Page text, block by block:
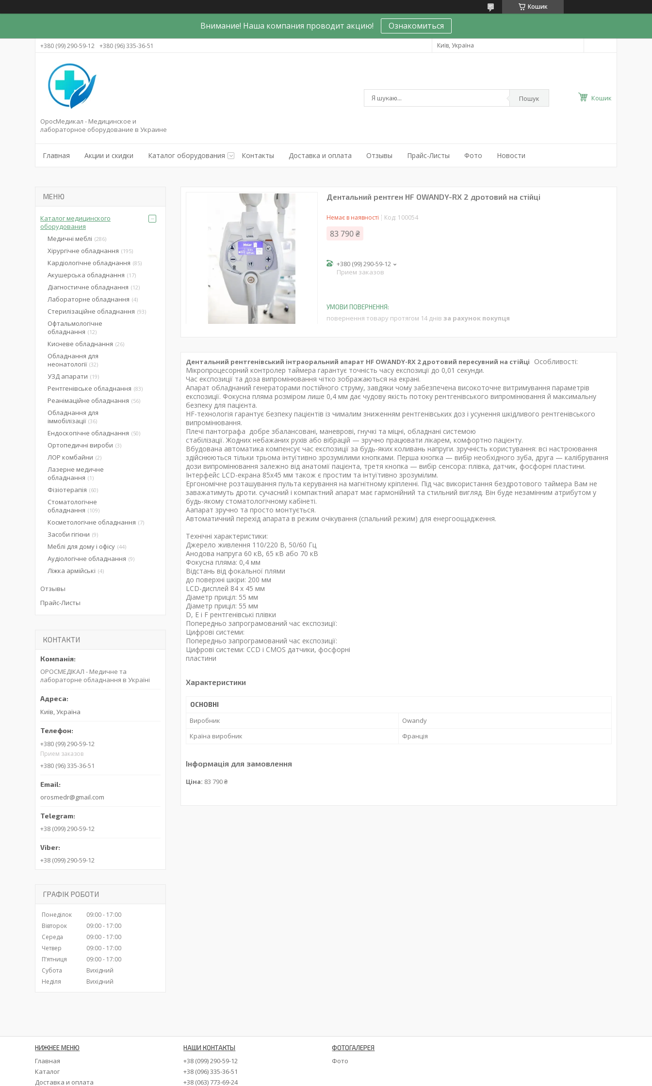
Кошик
Внимание! Наша компания проводит акцию! Ознакомиться
+380 (99) 290-59-12 +380 (96) 335-36-51 Київ, Україна
ОросМедикал - Медицинское и
лабораторное оборудование в Украине
Пошук Кошик
Главная Акции и скидки Каталог оборудования Контакты Доставка и оплата Отзывы Прайс-Листы Фото Новости
Дентальний рентген HF OWANDY-RX 2 дротовий на стійці
Немає в наявності Код: 100054
83 790 ₴
+380 (99) 290-59-12
Прием заказов
повернення товару протягом 14 днів за рахунок покупця
Дентальний рентгенівський інтраоральний апарат HF OWANDY-RX 2 дротовий пересувний на стійці
Особливості:
Мікропроцесорний контролер таймера гарантує точність часу експозиції до 0,01 секунди.
Час експозиції та доза випромінювання чітко зображаються на екрані.
Апарат обладнаний генераторами постійного струму, завдяки чому забезпечена високоточне витримування параметрів
експозиції. Фокусна пляма розміром лише 0,4 мм дає чудову якість потоку рентгенівського випромінювання й максимальну
безпеку для пацієнта.
HF-технологія гарантує безпеку пацієнтів із чималим зниженням рентгенівських доз і усунення шкідливого рентгенівського
випромінювання.
Плечі пантографа добре збалансовані, маневрові, гнучкі та міцні, обладнані системою
стабілізації. Жодних небажаних рухів або вібрацій — зручно працювати лікарем, комфортно пацієнту.
Вбудована автоматика компенсує час експозиції за будь-яких коливань напруги. зручність користування: всі настроювання
здійснюються тільки трьома інтуїтивно зрозумілими кнопками. Перша кнопка — вибір необхідного зуба, друга — калібрування
дози випромінювання залежно від анатомії пацієнта, третя кнопка — вибір сенсора: плівка, датчик, фосфорні пластини.
Інтерфейс LCD-екрана 85х45 мм також є простим та інтуїтивно зрозумілим.
Ергономічне розташування пульта керування на магнітному кріпленні. Під час використання бездротового таймера Вам не
заважатимуть дроти. сучасний і компактний апарат має гармонійний та стильний вигляд. Він буде незамінним атрибутом у
будь-якому стоматологічному кабінеті.
Аапарат зручно та просто монтується.
Автоматичний перехід апарата в режим очікування (спальний режим) для енергоощадження.
Технічні характеристики:
Джерело живлення 110/220 В, 50/60 Гц
Анодова напруга 60 кВ, 65 кВ або 70 кВ
Фокусна пляма: 0,4 мм
Відстань від фокальної плями
до поверхні шкіри: 200 мм
LCD-дисплей 84 x 45 мм
Діаметр приціл: 55 мм
Діаметр приціл: 55 мм
D, E і F рентгенівські плівки
Попередньо запрограмований час експозиції:
Цифрові системи:
Попередньо запрограмований час експозиції:
Цифрові системи: CCD і CMOS датчики, фосфорні
пластини
Характеристики
ОСНОВНІ
Виробник
Owandy
Країна виробник
Франція
Інформація для замовлення
Ціна: 83 790 ₴
Каталог медицинского
оборудования
Медичні меблі 286
Хірургічне обладнання 195
Кардіологічне обладнання 85
Акушерська обладнання 17
Діагностичне обладнання 12
Лабораторне обладнання 4
Стерилізаційне обладнання 93
Офтальмологічне
обладнання
12
Кисневе обладнання 26
Обладнання для
неонатології 32
УЗД апарати 19
Рентгенівське обладнання 83
Реанімаційне обладнання 56
Обладнання для
іммобілізації 36
Ендоскопічне обладнання 50
Ортопедичні вироби 3
ЛОР комбайни 2
Лазерне медичне
обладнання
1
Фізіотерапія 60
Стоматологічне
обладнання
109
Косметологічне обладнання 7
Засоби гігієни 9
Меблі для дому і офісу 44
Аудіологічне обладнання 9
Ліжка армійські 4
Отзывы
Прайс-Листы
КОНТАКТИ
ОРОСМЕДІКАЛ - Медичне та
лабораторне обладнання в Україні
Київ, Україна
+380 (99) 290-59-12
Прием заказов
+380 (96) 335-36-51
orosmedr@gmail.com
+38 (099) 290-59-12
+38 (099) 290-59-12
ГРАФІК РОБОТИ
Понеділок 09:00
17:00
Вівторок
09:00
17:00
Середа
09:00
17:00
Четвер
09:00
17:00
Пʼятниця
09:00
17:00
Субота
Вихідний
Неділя
Вихідний
НИЖНЕЕ МЕНЮ
Главная
Каталог
Доставка и оплата
НАШИ КОНТАКТЫ
+38 (099) 290-59-12
+38 (096) 335-36-51
+38 (063) 773-69-24
ФОТОГАЛЕРЕЯ
Фото